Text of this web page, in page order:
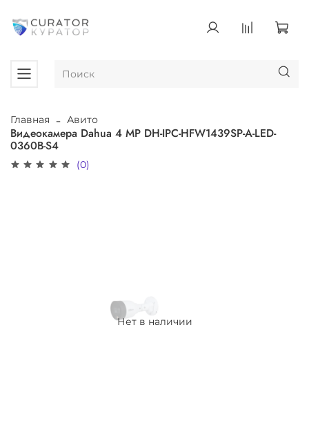
Главная Авито
Видеокамера Dahua 4 MP DH-IPC-HFW1439SP-A-LED-
0360B-S4
(0)
Нет в наличии